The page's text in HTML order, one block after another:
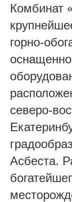
Комбинат
горно-
северо-
Асбеста.